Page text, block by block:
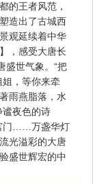
的王者风范，
造出了古城西
观延续着中华
，感受大唐长
盛世气象。“把
，等你来牵
雨燕脂落，水
谧夜色的诗
门……万盏华灯
光溢彩的大唐
盛世辉宏的中